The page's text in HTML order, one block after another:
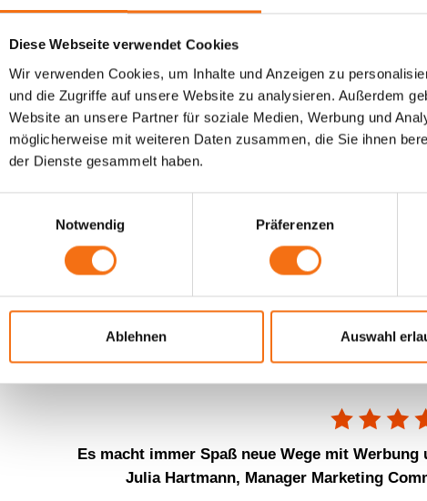
Diese Webseite verwendet Cookies
Wir verwenden Cookies, um Inhalte und Anzeigen zu
und die Zugriffe auf unsere Website zu analysieren. Außerdem
Website an unsere Partner für soziale Medien, Werbung und
möglicherweise mit weiteren Daten zusammen, die Sie ihnen
der Dienste gesammelt haben.
Notwendig
Präferenzen
Ablehnen Auswahl
Launches, Eventkampagnen oder Live-
Einsätze sind 100 % CO₂-neutral dank der
GREENAMBER Initiative.
Björn Kolbmüller, Gründer- und
Es macht immer Spaß neue Wege mit
Julia Hartmann, Manager Marketing